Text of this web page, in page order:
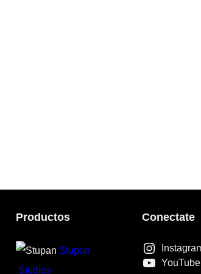
Productos
Stupan
Studios
Conectate
YouTube